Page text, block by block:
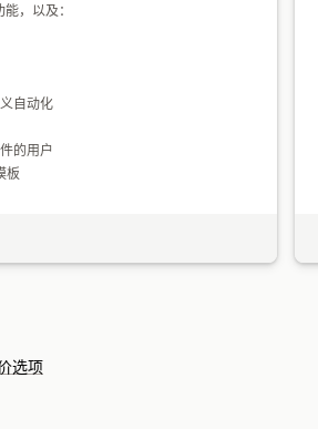
，以及：
自动化
的用户
板
选项